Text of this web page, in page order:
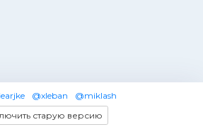
@xleban
@miklash
старую версию